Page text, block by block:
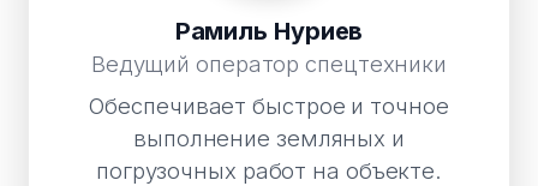
Рамиль Нуриев
Ведущий оператор спецтехники
Обеспечивает быстрое и точное
выполнение земляных и
погрузочных работ на объекте.